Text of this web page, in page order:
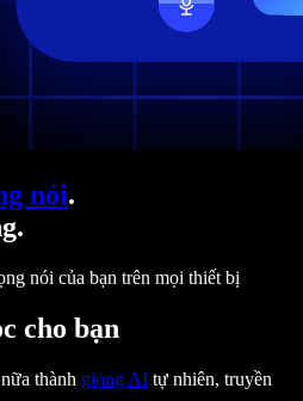
nói.
nói của bạn trên mọi thiết bị
cho bạn
thành giọng AI tự nhiên, truyền